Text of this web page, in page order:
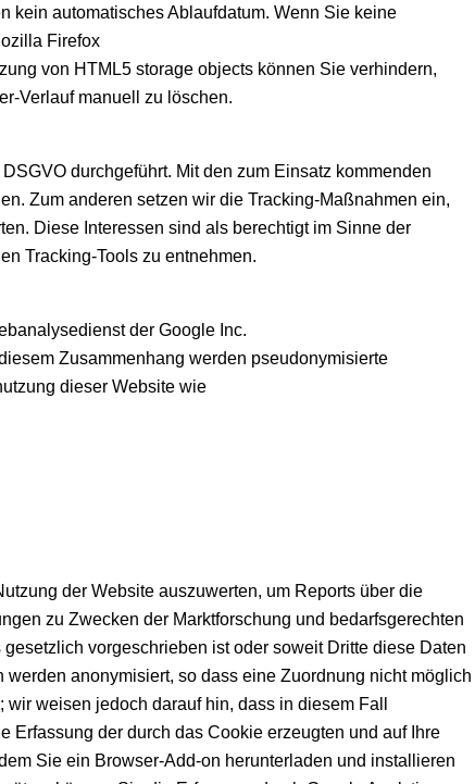
kein automatisches Ablaufdatum. Wenn Sie keine
Firefox
von HTML5 storage objects können Sie verhindern,
Verlauf manuell zu löschen.
durchgeführt. Mit den zum Einsatz kommenden
Zum anderen setzen wir die Tracking-Maßnahmen ein,
Diese Interessen sind als berechtigt im Sinne der
Tracking-Tools zu entnehmen.
der Google Inc.
Zusammenhang werden pseudonymisierte
dieser Website wie
der Website auszuwerten, um Reports über die
zu Zwecken der Marktforschung und bedarfsgerechten
vorgeschrieben ist oder soweit Dritte diese Daten
anonymisiert, so dass eine Zuordnung nicht möglich
weisen jedoch darauf hin, dass in diesem Fall
der durch das Cookie erzeugten und auf Ihre
Sie ein Browser-Add-on herunterladen und installieren